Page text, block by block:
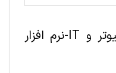
سایر منابع مهندسی کامپیوتر و IT-نرم افزار